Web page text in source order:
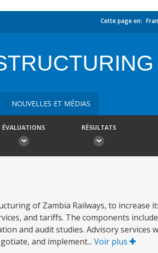
Cette page en:
NOUVELLES ET MÉDIAS
ÉVALUATIONS RÉSULTATS
of Zambia Railways, to increase
and tariffs. The components
and audit studies. Advisory services
and implement... Voir plus